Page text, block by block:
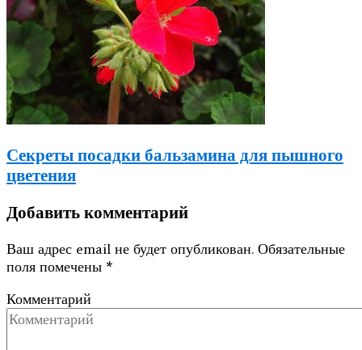
Секреты посадки бальзамина для пышного
цветения
Добавить комментарий
Ваш адрес email не будет опубликован. Обязательные
поля помечены *
Комментарий